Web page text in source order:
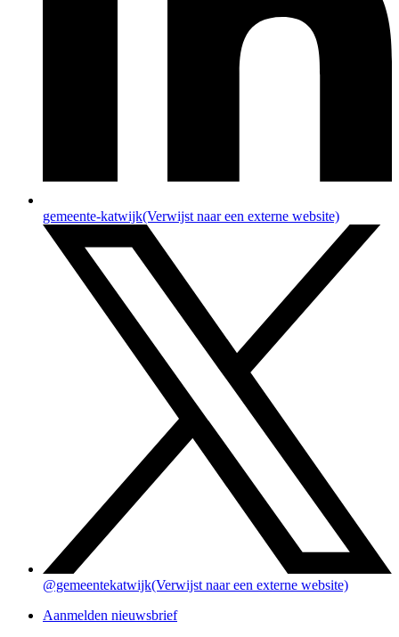
gemeente-katwijk(Verwijst naar een externe website)
@gemeentekatwijk(Verwijst naar een externe website)
Aanmelden nieuwsbrief